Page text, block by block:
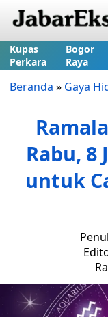
Kupas
Perkara
Bogor
Raya
Beranda » Gaya
Rabu, 8
untuk